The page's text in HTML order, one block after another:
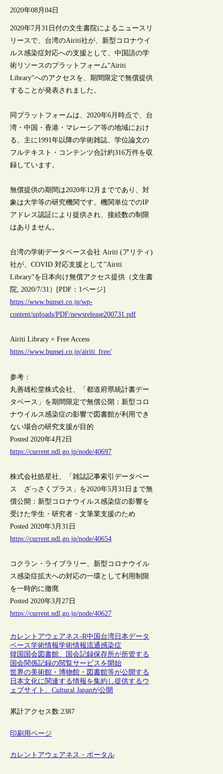
2020年08月04日
2020年7月31日付の文生書院によるニュースリ
リースで、台湾のAiriti社が、新型コロナウイ
ルス感染症対応への支援として、中国語の学
術リソースのプラットフォーム“Airiti
Library”へのアクセスを、期間限定で無償提供
することが発表されました。
同プラットフォームは、2020年6月時点で、台
湾・中国・香港・マレーシア等の地域におけ
る、主に1991年以降の学術雑誌、学位論文の
フルテキスト・コンテンツ合計約316万件を収
録しています。
無償提供の期間は2020年12月までであり、対
象は大学等の研究機関です。機関単位でのIP
アドレス認証により提供され、接続数の制限
はありません。
台湾の学術データベース会社 Airiti (アリティ)
社が、COVID 対応支援として”Airiti
Library”を日本向け無償アクセス提供（文生書
院, 2020/7/31）[PDF：1ページ]
https://www.bunsei.co.jp/wp-
content/uploads/PDF/newsrelease200731.pdf
Airiti Library × Free Access
https://www.bunsei.co.jp/airiti_free/
参考：
丸善雄松堂株式会社、「都道府県統計書デー
タベース」を期間限定で無償公開：新型コロ
ナウイルス感染症の影響で図書館が利用でき
ない場合の研究支援が目的
Posted 2020年4月2日
https://current.ndl.go.jp/node/40697
株式会社皓星社、「雑誌記事索引データベー
ス ざっさくプラス」を2020年5月31日まで無
償公開：新型コロナウイルス感染症の影響を
受けた学生・研究者・文筆業支援のため
Posted 2020年3月31日
https://current.ndl.go.jp/node/40654
コクラン・ライブラリー、新型コロナウイル
ス感染症拡大への対応の一環として利用制限
を一時的に撤廃
Posted 2020年3月27日
https://current.ndl.go.jp/node/40627
カレントアウェアネス-R中国 台湾 日本データ
ベース学術情報学術情報流通感染症
韓国国会図書館、国会記録保存所が所管する
国会関係記録の閲覧サービスを開始
世界の美術館・博物館・図書館等が公開する
日本文化に関連する情報を集約し提供するウ
ェブサイト、Cultural Japanが公開
累計アクセス数:2387
印刷用ページ
カレントアウェアネス・ポータル